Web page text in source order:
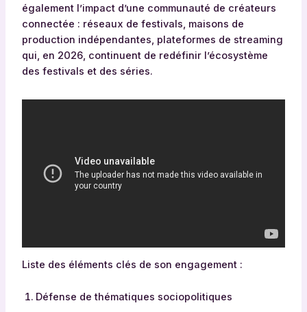
également l’impact d’une communauté de créateurs
connectée : réseaux de festivals, maisons de
production indépendantes, plateformes de streaming
qui, en 2026, continuent de redéfinir l’écosystème
des festivals et des séries.
Liste des éléments clés de son engagement :
Défense de thématiques sociopolitiques